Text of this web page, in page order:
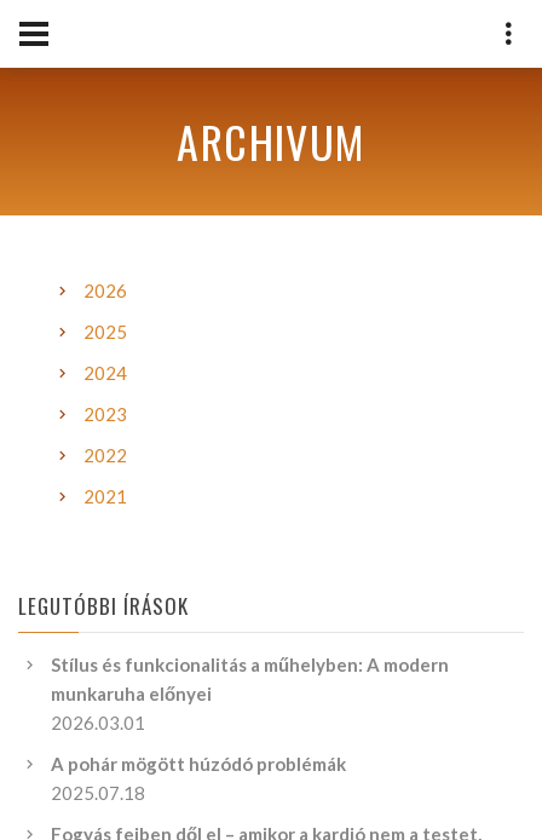
ARCHIVUM
2026
2025
2024
2023
2022
2021
LEGUTÓBBI ÍRÁSOK
Stílus és funkcionalitás a műhelyben: A modern
munkaruha előnyei
2026.03.01
A pohár mögött húzódó problémák
2025.07.18
Fogyás fejben dől el – amikor a kardió nem a testet,